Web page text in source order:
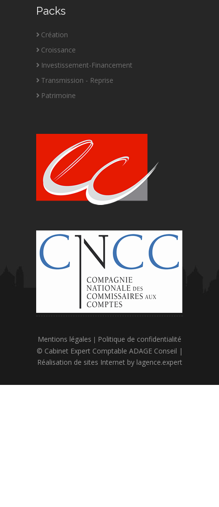
Packs
Création
Croissance
Investissement-Financement
Transmission - Reprise
Patrimoine
Mentions légales | Politique de confidentialité
© Cabinet Expert Comptable ADAGE Conseil |
Réalisation de sites Internet by lagence.expert